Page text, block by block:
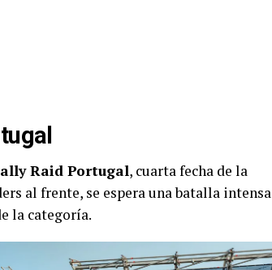
Raid Portugal, cuarta fecha de la
al frente, se espera una batalla intensa
la categoría.